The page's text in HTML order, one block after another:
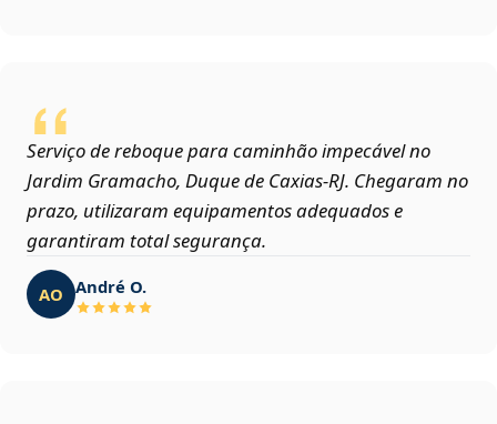
Serviço de reboque para caminhão impecável no
Jardim Gramacho, Duque de Caxias‑RJ. Chegaram no
prazo, utilizaram equipamentos adequados e
garantiram total segurança.
AO André O.